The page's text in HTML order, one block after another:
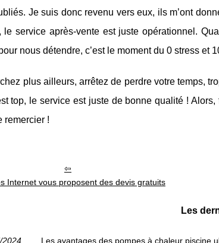
Je suis donc revenu vers eux, ils m’ont
le service après-vente est juste opérationnel.
nous détendre, c’est le moment du 0 stress et
plus ailleurs, arrêtez de perdre votre temps,
top, le service est juste de bonne qualité !
remercier !
Internet vous proposent des devis gratuits
Les
2024 Les avantages des pompes à chaleur piscine